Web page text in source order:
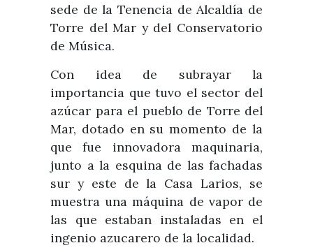
sede de la Tenencia de Alcaldía de
Torre del Mar y del Conservatorio
de Música.
Con idea de subrayar la
importancia que tuvo el sector del
azúcar para el pueblo de Torre del
Mar, dotado en su momento de la
que fue innovadora maquinaria,
junto a la esquina de las fachadas
sur y este de la Casa Larios, se
muestra una máquina de vapor de
las que estaban instaladas en el
ingenio azucarero de la localidad.